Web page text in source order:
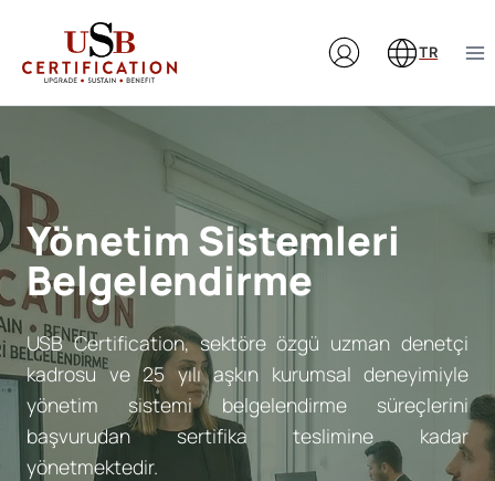
content
TR
Yönetim Sistemleri
Belgelendirme
USB Certification, sektöre özgü uzman denetçi
kadrosu ve 25 yılı aşkın kurumsal deneyimiyle
yönetim sistemi belgelendirme süreçlerini
başvurudan sertifika teslimine kadar
yönetmektedir.